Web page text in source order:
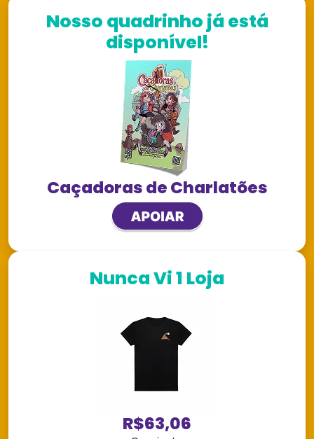
Nosso quadrinho já está
disponível!
Caçadoras de Charlatões
Nunca Vi 1 Loja
R$63,06